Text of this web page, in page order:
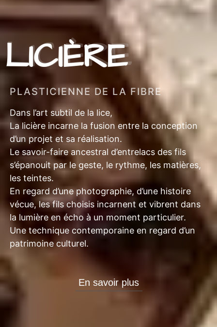
LICIÈRE
PLASTICIENNE DE LA FIBRE
Dans l’art subtil de la lice,
La licière incarne la fusion entre la conception
d’un projet et sa réalisation.
Le savoir-faire ancestral d’entrelacs des fils
s’épanouit par le geste, le rythme, les matières,
les teintes.
En regard d’une photographie, d’une histoire
vécue, les fils choisis incarnent et vibrent dans
la lumière en écho à un moment particulier.
Une technique contemporaine en regard d’un
patrimoine culturel.
En savoir plus